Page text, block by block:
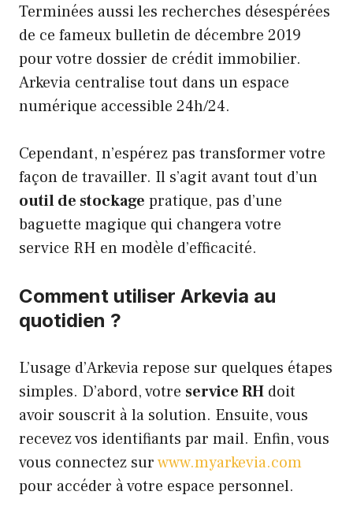
Terminées aussi les recherches désespérées
de ce fameux bulletin de décembre 2019
pour votre dossier de crédit immobilier.
Arkevia centralise tout dans un espace
numérique accessible 24h/24.
Cependant, n’espérez pas transformer votre
façon de travailler. Il s’agit avant tout d’un
outil de stockage pratique, pas d’une
baguette magique qui changera votre
service RH en modèle d’efficacité.
Comment utiliser Arkevia au
quotidien ?
L’usage d’Arkevia repose sur quelques étapes
simples. D’abord, votre service RH doit
avoir souscrit à la solution. Ensuite, vous
recevez vos identifiants par mail. Enfin, vous
vous connectez surwww.myarkevia.com
pour accéder à votre espace personnel.